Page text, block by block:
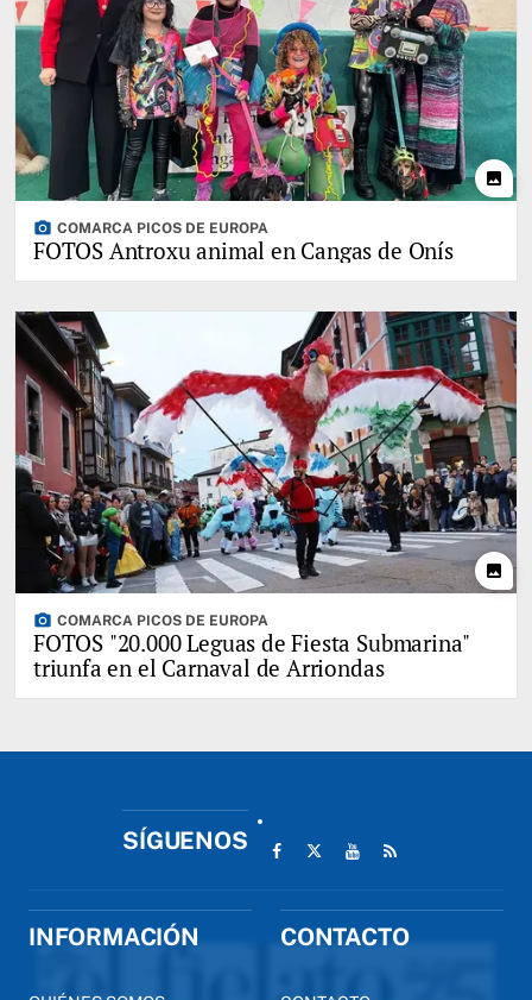
photo
photo_camera COMARCA PICOS DE EUROPA
FOTOS Antroxu animal en Cangas de Onís
photo
photo_camera COMARCA PICOS DE EUROPA
FOTOS "20.000 Leguas de Fiesta Submarina"
triunfa en el Carnaval de Arriondas
SÍGUENOS
INFORMACIÓN CONTACTO